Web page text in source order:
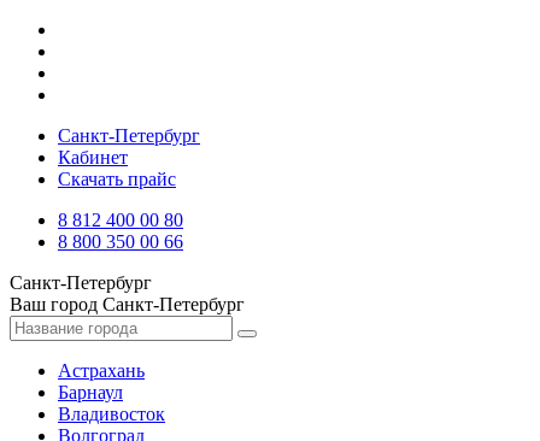
Санкт-Петербург
Кабинет
Скачать прайс
8 812 400 00 80
8 800 350 00 66
Санкт-Петербург
Ваш город Санкт-Петербург
Астрахань
Барнаул
Владивосток
Волгоград